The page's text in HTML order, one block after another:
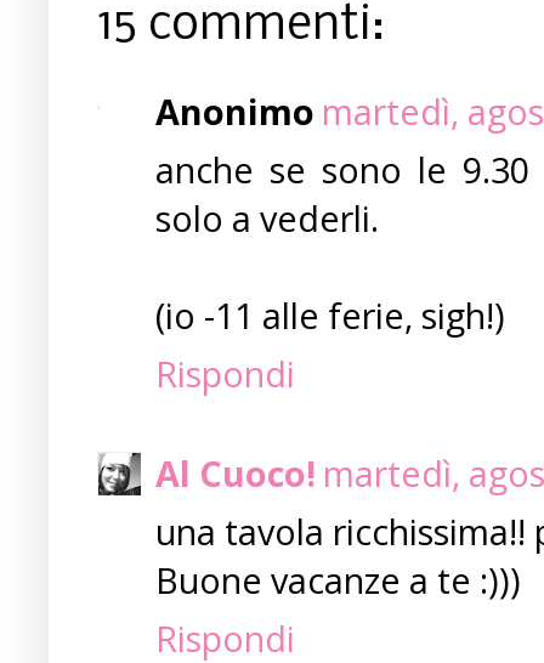
15 commenti:
Anonimo martedì,
anche se sono le
solo a vederli.
(io -11 alle ferie, sigh!)
Rispondi
Al Cuoco! martedì,
una tavola
Buone vacanze a te :)))
Rispondi